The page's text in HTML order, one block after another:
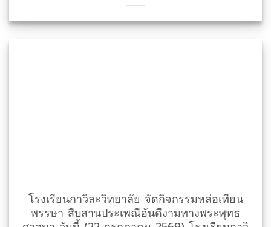
โรงเรียนกาวิละวิทยาลัย จัดกิจกรรมหล่อเทียน
พรรษา สืบสานประเพณีอันดีงามทางพระพุทธ